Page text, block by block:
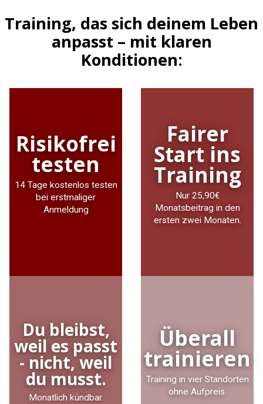
Training, das sich deinem Leben
anpasst – mit klaren
Konditionen:
Risikofrei
testen
14 Tage kostenlos testen
bei erstmaliger
Anmeldung
Fairer
Start ins
Training
Nur 25,90€
Monatsbeitrag in den
ersten zwei Monaten.
Du bleibst,
weil es passt
- nicht, weil
du musst.
Monatlich kündbar.
Überall
trainieren
Training in vier Standorten
ohne Aufpreis.